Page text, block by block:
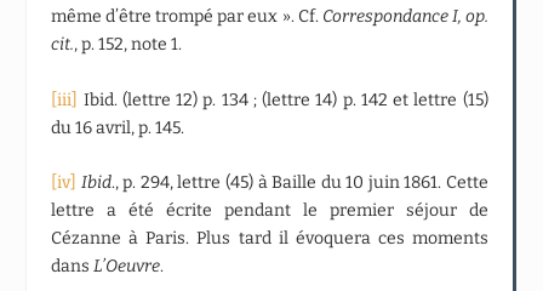
même d’être trompé par eux ». Cf. Correspondance I, op.
cit., p. 152, note 1.
[iii] Ibid. (lettre 12) p. 134 ; (lettre 14) p. 142 et lettre (15)
du 16 avril, p. 145.
[iv] Ibid., p. 294, lettre (45) à Baille du 10 juin 1861. Cette
lettre a été écrite pendant le premier séjour de
Cézanne à Paris. Plus tard il évoquera ces moments
dansL’Oeuvre.